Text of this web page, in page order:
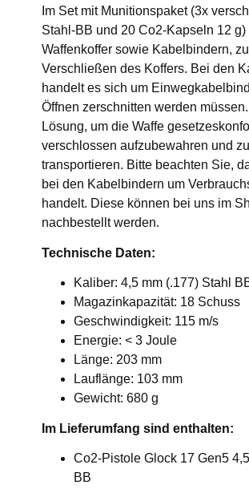
Im Set mit Munitionspaket (3x
Stahl-BB und 20 Co2-Kapseln 12
Waffenkoffer sowie Kabelbindern,
Verschließen des Koffers. Bei den
handelt es sich um
Öffnen zerschnitten werden
Lösung, um die Waffe
verschlossen aufzubewahren und zu
transportieren. Bitte beachten Sie,
bei den Kabelbindern um
handelt. Diese können bei uns im
nachbestellt werden.
Technische Daten:
Kaliber: 4,5 mm (.177) Stahl
Magazinkapazität: 18 Schuss
Geschwindigkeit: 115 m/s
Energie: < 3 Joule
Länge: 203 mm
Lauflänge: 103 mm
Gewicht: 680 g
Im Lieferumfang sind enthalten:
Co2-Pistole Glock 17 Gen5
BB